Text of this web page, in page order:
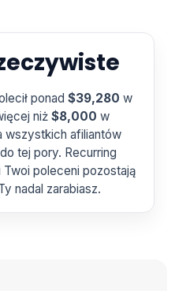
ponad $39,280 w
niż $8,000 w
wszystkich afiliantów
do tej pory. Recurring
poleceni pozostają
nadal zarabiasz.